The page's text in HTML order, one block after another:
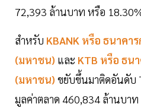
72,393 ล้านบาท หรือ
สำหรับ KBANK หรือ ธนาคา
(มหาชน) และ KTB หรือ ธน
(มหาชน) ขยับขึ้นมาติดอันดับ
มูลค่าตลาด 460,834 ล้านบา